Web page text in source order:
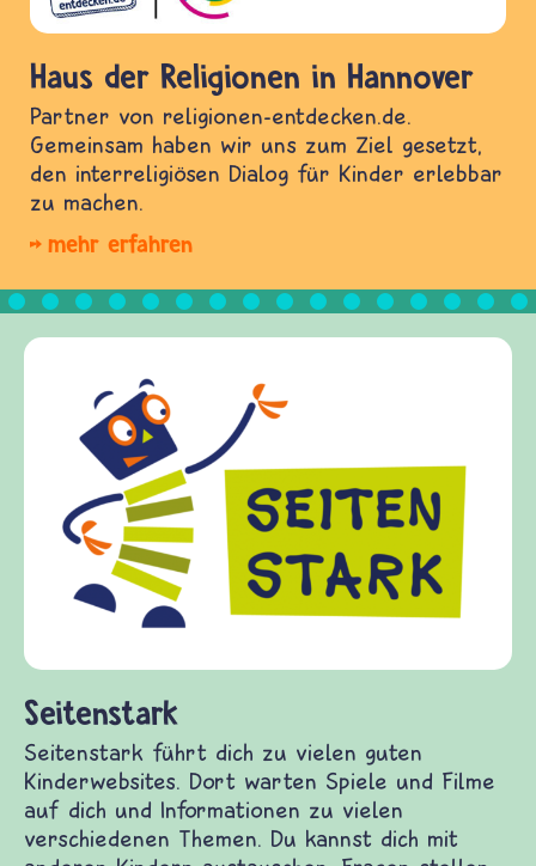
Haus der Religionen in Hannover
Partner von religionen-entdecken.de.
Gemeinsam haben wir uns zum Ziel gesetzt,
den interreligiösen Dialog für Kinder erlebbar
zu machen.
mehr erfahren
Frieden Fragen
frieden-fragen.de ist ein Internet-Angebot für
Kinder, Eltern und ErzieherInnen das zu
Fragen von Krieg und Frieden, Streit und
Gewalt informiert und einen Austausch zu
diesem Themenbereich ermöglicht. frieden-
fragen.de bietet Antworten auf wichtige
und Frieden, Streit und Gewalt.